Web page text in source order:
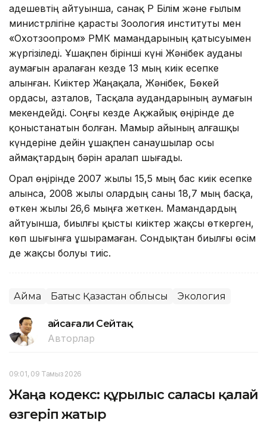
Қадешевтің айтуынша, санақ ҚР Білім және ғылым
министрлігіне қарасты Зоология институты мен
«Охотзоопром» РМҚК мамандарының қатысуымен
жүргізіледі. Ұшақпен бірінші күні Жәнібек ауданы
аумағын аралаған кезде 13 мың киік есепке
алынған. Киіктер Жаңақала, Жәнібек, Бөкей
ордасы, Қазталов, Тасқала аудандарының аумағын
мекендейді. Соңғы кезде Ақжайық өңірінде де
қоныстанатын болған. Мамыр айының алғашқы
күндеріне дейін ұшақпен санаушылар осы
аймақтардың бәрін аралап шығады.
Орал өңірінде 2007 жылы 15,5 мың бас киік есепке
алынса, 2008 жылы олардың саны 18,7 мың басқа,
өткен жылы 26,6 мыңға жеткен. Мамандардың
айтуынша, биылғы қысты киіктер жақсы өткерген,
көп шығынға ұшырамаған. Сондықтан биылғы өсім
де жақсы болуы тиіс.
Аймақ Батыс Қазақстан облысы Экология
Ғайсағали Сейтақ
Авторлар
09:01, 09 Тамыз 2026
Жаңа кодекс: құрылыс саласы қалай
өзгеріп жатыр